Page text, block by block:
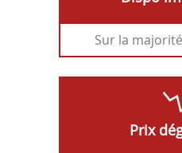
Sur la
Prix